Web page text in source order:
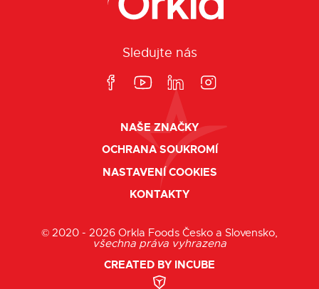
Sledujte nás
NAŠE ZNAČKY
OCHRANA SOUKROMÍ
NASTAVENÍ COOKIES
KONTAKTY
© 2020 - 2026 Orkla Foods Česko a Slovensko,
všechna práva vyhrazena
CREATED BY INCUBE